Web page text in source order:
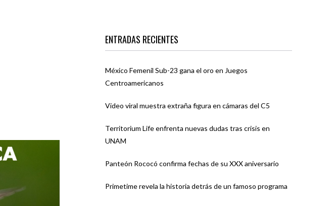
ENTRADAS RECIENTES
México Femenil Sub-23 gana el oro en Juegos
Centroamericanos
Video viral muestra extraña figura en cámaras del C5
Territorium Life enfrenta nuevas dudas tras crisis en
UNAM
Panteón Rococó confirma fechas de su XXX aniversario
Primetime revela la historia detrás de un famoso programa